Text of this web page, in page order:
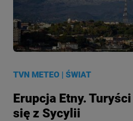
TVN METEO |ŚWIAT
Erupcja Etny.
się z Sycylii